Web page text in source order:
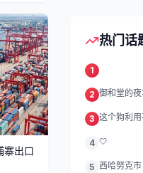
寨出口
热门话
1
2 御和堂的
3 这个狗利
4 🤍
5 西哈努克